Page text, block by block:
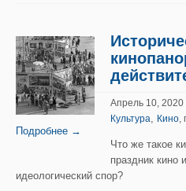
Подробнее →
Апрель 10, 2020
Культура, Кино,
Что же такое
праздник кино
идеологический спор?